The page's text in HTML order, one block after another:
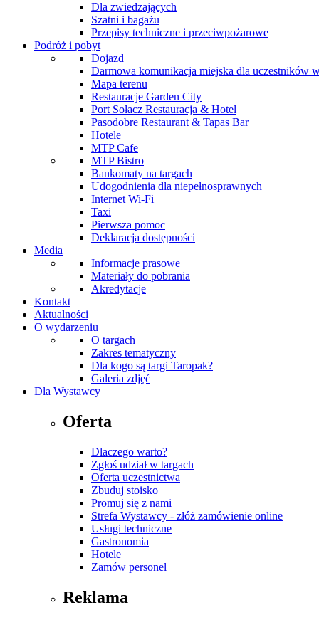
Dla zwiedzających
Szatni i bagażu
Przepisy techniczne i przeciwpożarowe
Podróż i pobyt
Dojazd
Darmowa komunikacja miejska dla uczestników
Mapa terenu
Restauracje Garden City
Port Sołacz Restauracja & Hotel
Pasodobre Restaurant & Tapas Bar
Hotele
MTP Cafe
MTP Bistro
Bankomaty na targach
Udogodnienia dla niepełnosprawnych
Internet Wi-Fi
Taxi
Pierwsza pomoc
Deklaracja dostępności
Media
Informacje prasowe
Materiały do pobrania
Akredytacje
Kontakt
Aktualności
O wydarzeniu
O targach
Zakres tematyczny
Dla kogo są targi Taropak?
Galeria zdjęć
Dla Wystawcy
Oferta
Dlaczego warto?
Zgłoś udział w targach
Oferta uczestnictwa
Zbuduj stoisko
Promuj się z nami
Strefa Wystawcy - złóż zamówienie online
Usługi techniczne
Gastronomia
Hotele
Zamów personel
Reklama